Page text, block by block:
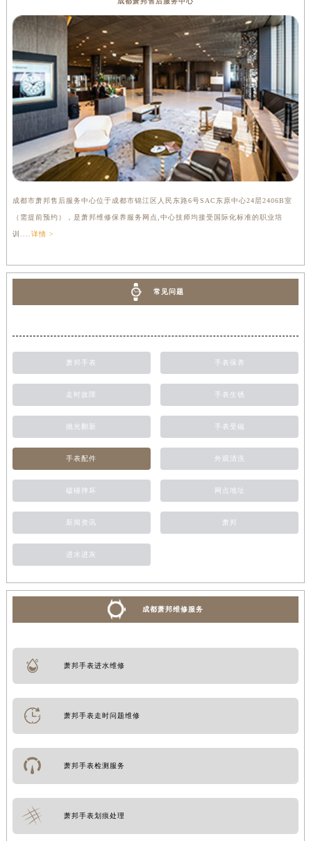
成都市萧邦售后服务中心位于成都市锦江区人民东路6号SAC东原中心24层2406B室
（需提前预约），是萧邦维修保养服务网点,中心技师均接受国际化标准的职业培
训.... 详情 >
常见问题
萧邦手表 手表保养
走时故障 手表生锈
抛光翻新 手表受磁
手表配件 外观清洗
磕碰摔坏 网点地址
新闻资讯 萧邦
进水进灰
成都萧邦维修服务
萧邦手表进水维修
萧邦手表走时问题维修
萧邦手表检测服务
萧邦手表划痕处理